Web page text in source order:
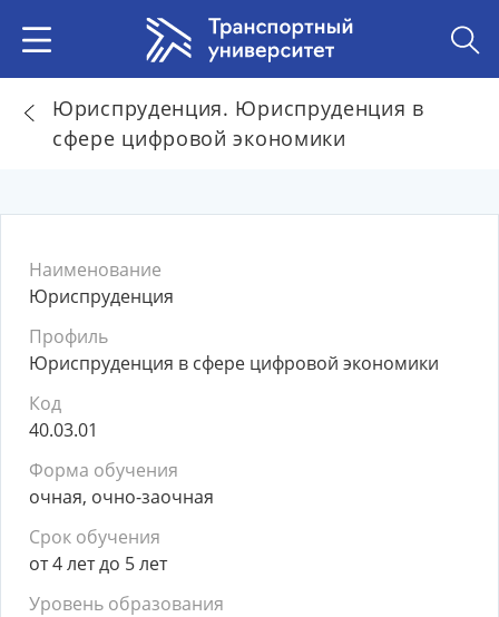
Юриспруденция. Юриспруденция в
сфере цифровой экономики
Наименование
Юриспруденция
Профиль
Юриспруденция в сфере цифровой экономики
Код
40.03.01
Форма обучения
очная, очно-заочная
Срок обучения
от 4 лет до 5 лет
Уровень образования